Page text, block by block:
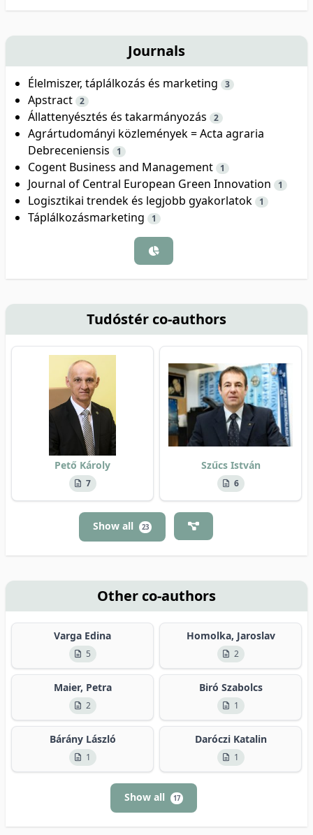
Journals
Élelmiszer, táplálkozás és marketing 3
Apstract 2
Állattenyésztés és takarmányozás 2
Agrártudományi közlemények = Acta agraria
Debreceniensis
1
Cogent Business and Management 1
Journal of Central European Green Innovation 1
Logisztikai trendek és legjobb gyakorlatok 1
Táplálkozásmarketing 1
Tudóstér co-authors
Pető Károly
7
Szűcs István
6
Show all 23
Other co-authors
Varga Edina
5
Homolka, Jaroslav
2
Maier, Petra
2
Biró Szabolcs
1
Bárány László
1
Daróczi Katalin
1
Show all 17